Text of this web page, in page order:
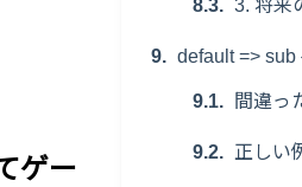
3. 将来
default => sub
間違っ
正しい
ゲー